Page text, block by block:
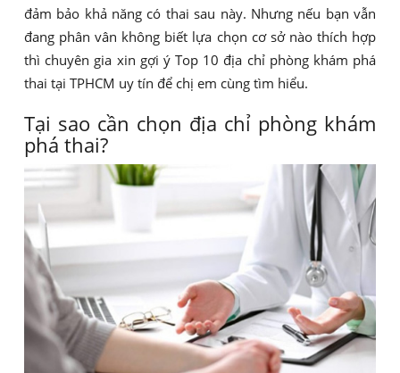
đảm bảo khả năng có thai sau này. Nhưng nếu bạn vẫn
đang phân vân không biết lựa chọn cơ sở nào thích hợp
thì chuyên gia xin gợi ý Top 10 địa chỉ phòng khám phá
thai tại TPHCM uy tín để chị em cùng tìm hiểu.
Tại sao cần chọn địa chỉ phòng khám
phá thai?